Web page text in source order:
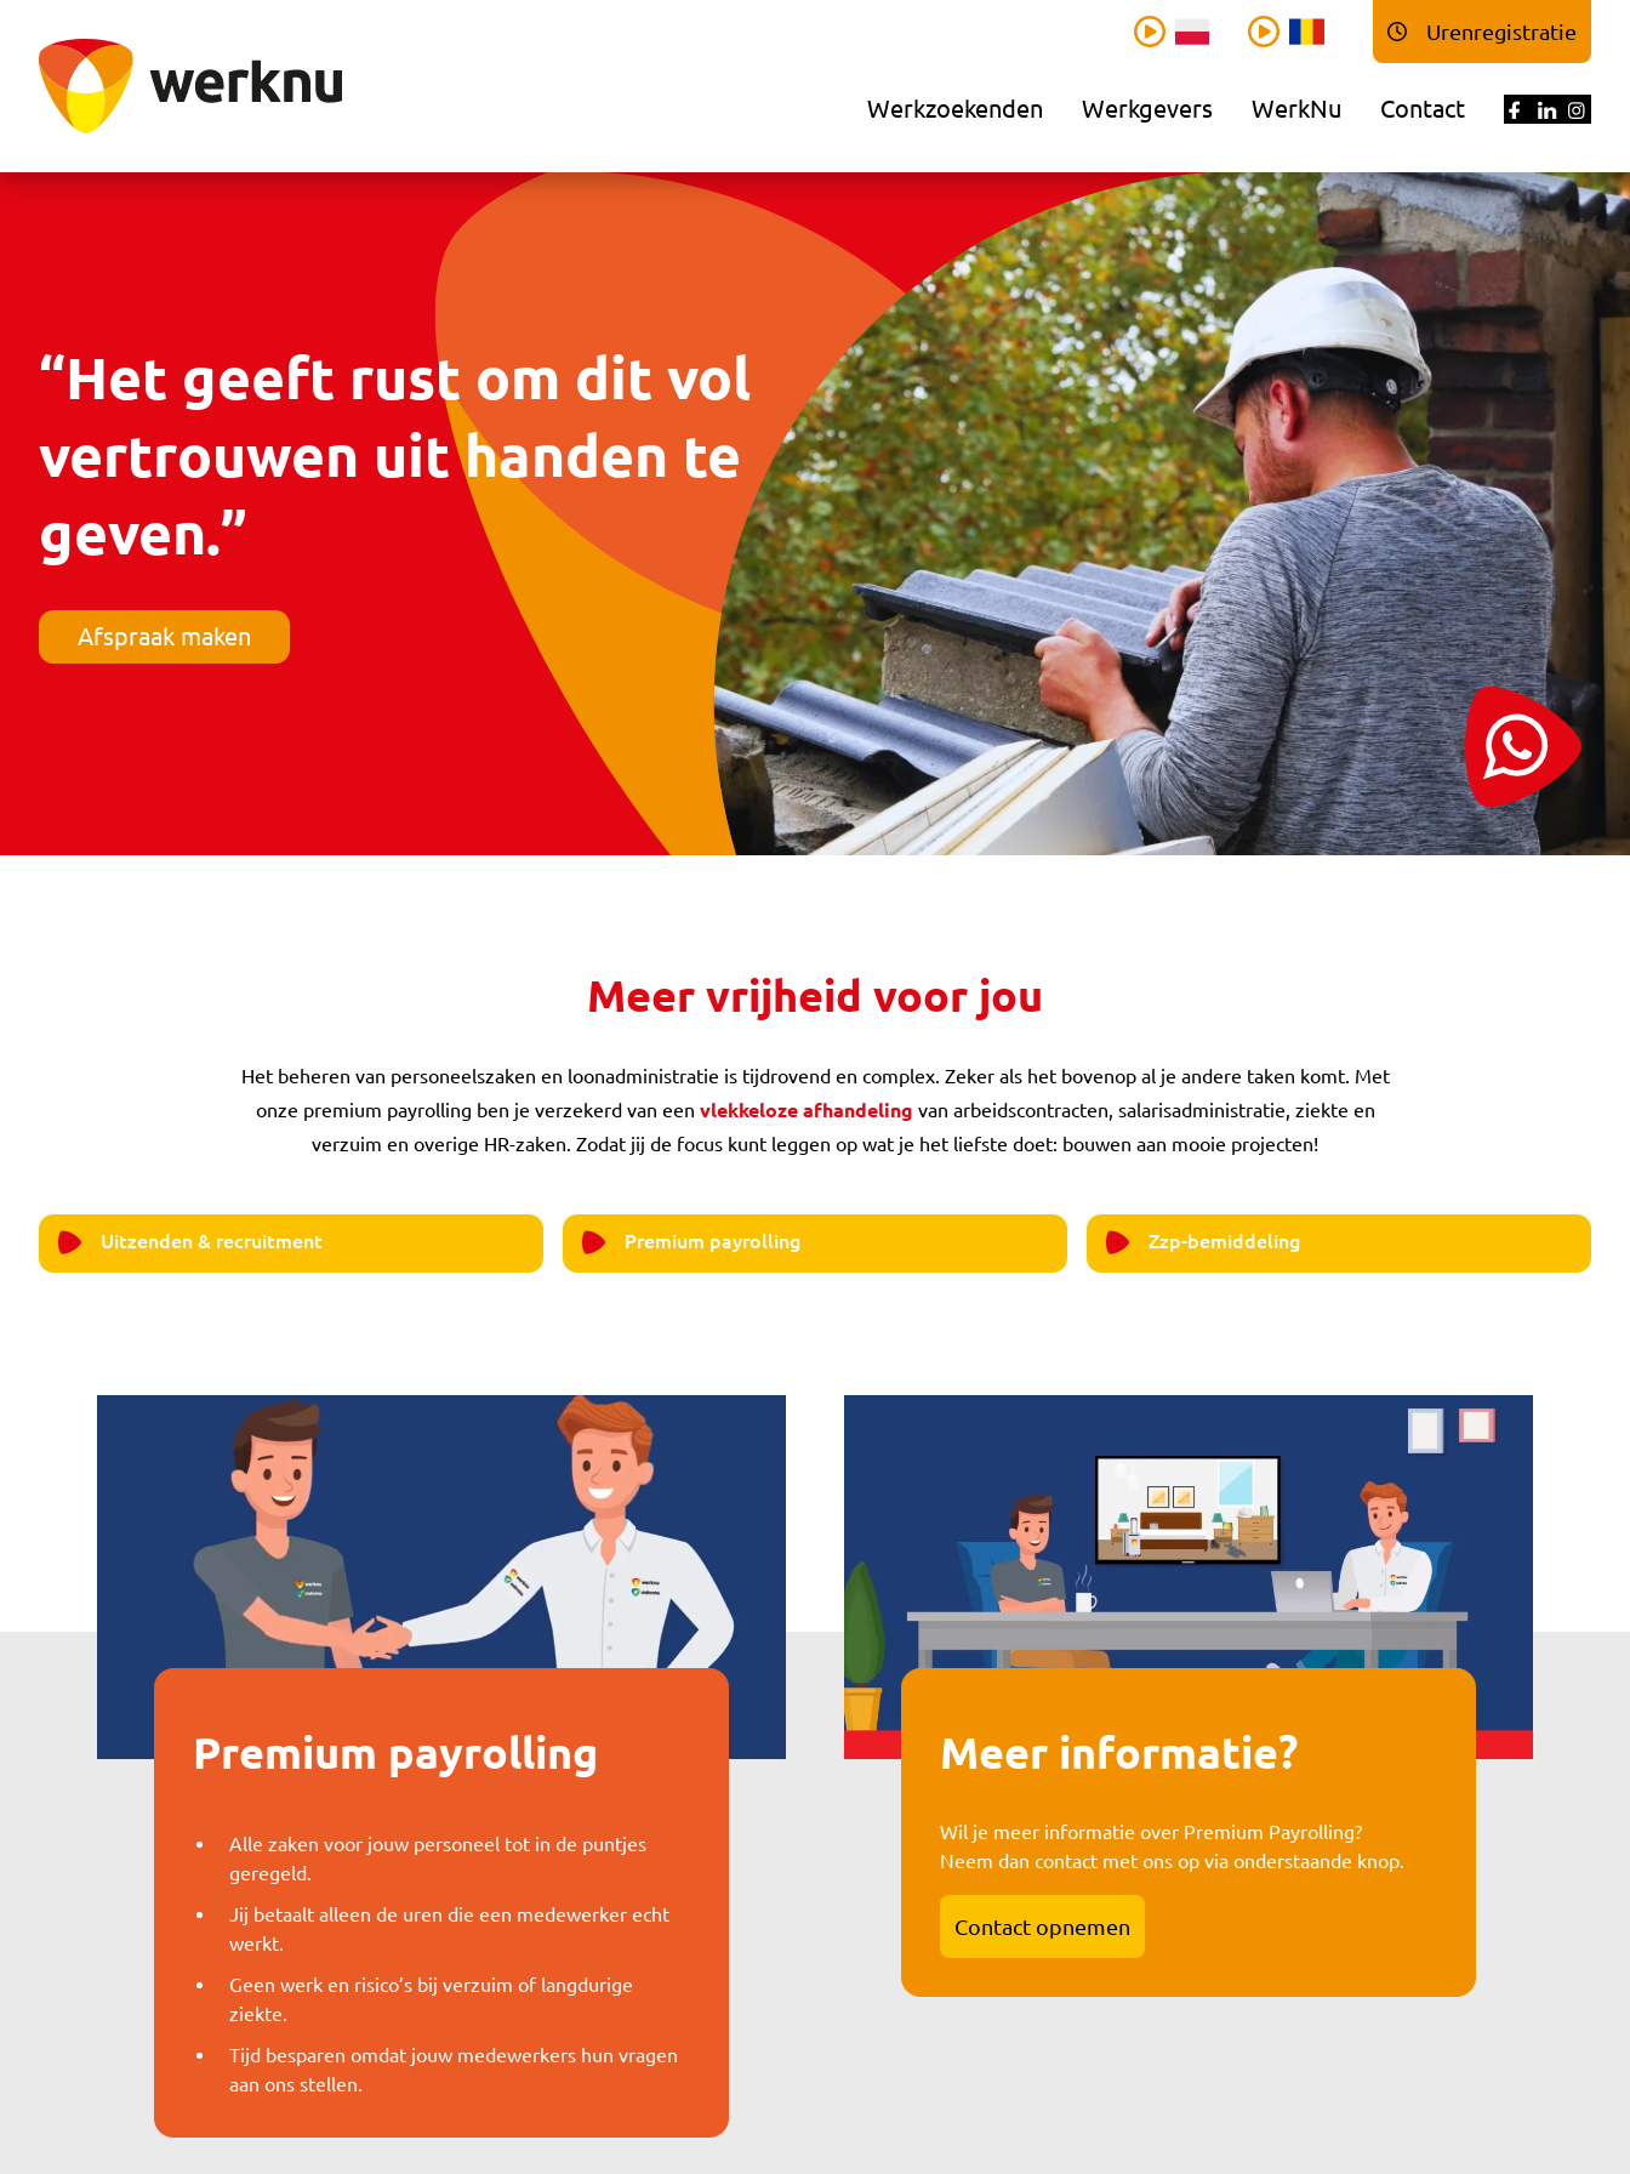
Urenregistratie
Werkzoekenden Werkgevers WerkNu Contact
“Het geeft rust om dit vol
vertrouwen uit handen te
geven.”
Afspraak maken
Meer vrijheid voor jou
Het beheren van personeelszaken en loonadministratie is tijdrovend en complex. Zeker als het bovenop al je andere taken komt. Met
onze premium payrolling ben je verzekerd van een vlekkeloze afhandeling van arbeidscontracten, salarisadministratie, ziekte en
verzuim en overige HR-zaken. Zodat jij de focus kunt leggen op wat je het liefste doet: bouwen aan mooie projecten!
Uitzenden & recruitment Premium payrolling Zzp-bemiddeling
Premium payrolling
Alle zaken voor jouw personeel tot in de puntjes
geregeld.
Jij betaalt alleen de uren die een medewerker echt
werkt.
Geen werk en risico’s bij verzuim of langdurige
ziekte.
Tijd besparen omdat jouw medewerkers hun vragen
aan ons stellen.
Meer informatie?
Wil je meer informatie over Premium Payrolling?
Neem dan contact met ons op via onderstaande knop.
Contact opnemen